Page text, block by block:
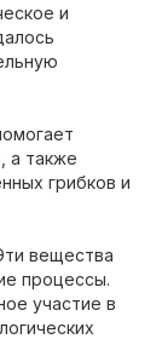
и
а также
грибков и
вещества
процессы.
участие в